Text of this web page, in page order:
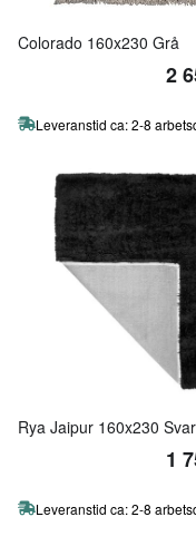
Colorado 160x230 Grå
2
Leveranstid ca: 2-8
Rya Jaipur 160x230
1
Leveranstid ca: 2-8